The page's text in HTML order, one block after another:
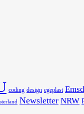
coding design egeplast
Newsletter NRW